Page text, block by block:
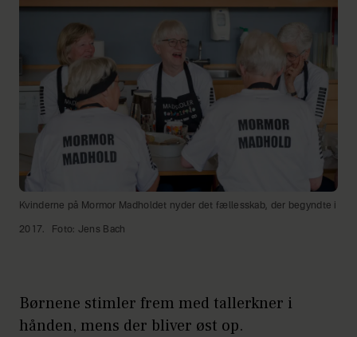
Kvinderne på Mormor Madholdet nyder det fællesskab, der begyndte i
2017. Foto: Jens Bach
Børnene stimler frem med tallerkner i
hånden, mens der bliver øst op.